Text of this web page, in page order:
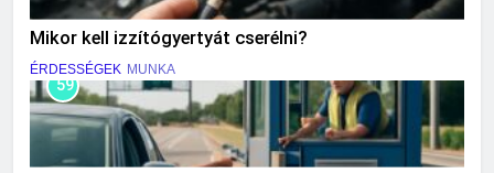
Mikor kell izzítógyertyát cserélni?
ÉRDESSÉGEK MUNKA
59